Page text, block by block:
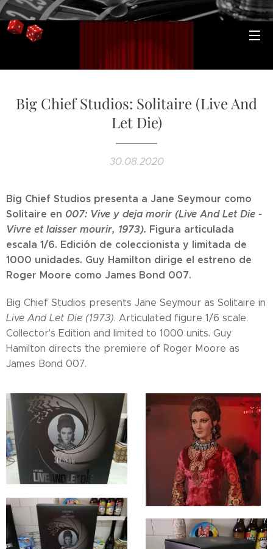
Big Chief Studios: Solitaire (Live And
Let Die)
30.08.2020
Big Chief Studios presenta a Jane Seymour como
Solitaire en 007: Vive y deja morir (Live And Let Die -
Vivre et laisser mourir, 1973). Figura articulada
escala 1/6. Edición de coleccionista y limitada de
1000 unidades. Guy Hamilton dirige el estreno de
Roger Moore como James Bond 007.
Big Chief Studios presents Jane Seymour as Solitaire in
Live And Let Die (1973). Articulated figure 1/6 scale.
Collector's Edition and limited to 1000 units. Guy
Hamilton directs the premiere of Roger Moore as
James Bond 007.